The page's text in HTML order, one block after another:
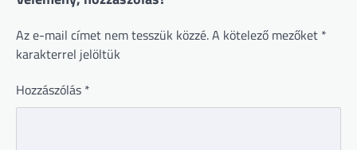
Az e-mail címet nem tesszük közzé.A kötelező mezőket *
karakterrel jelöltük
Hozzászólás *